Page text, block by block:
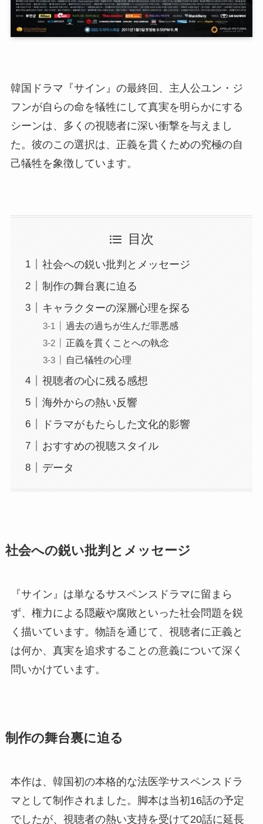
韓国ドラマ『サイン』の最終回、主人公ユン・ジ
フンが自らの命を犠牲にして真実を明らかにする
シーンは、多くの視聴者に深い衝撃を与えまし
た。彼のこの選択は、正義を貫くための究極の自
己犠牲を象徴しています。
目次
社会への鋭い批判とメッセージ
制作の舞台裏に迫る
キャラクターの深層心理を探る
過去の過ちが生んだ罪悪感
正義を貫くことへの執念
自己犠牲の心理
視聴者の心に残る感想
海外からの熱い反響
ドラマがもたらした文化的影響
おすすめの視聴スタイル
データ
社会への鋭い批判とメッセージ
『サイン』は単なるサスペンスドラマに留まら
ず、権力による隠蔽や腐敗といった社会問題を鋭
く描いています。物語を通じて、視聴者に正義と
は何か、真実を追求することの意義について深く
問いかけています。
制作の舞台裏に迫る
本作は、韓国初の本格的な法医学サスペンスドラ
マとして制作されました。脚本は当初16話の予定
でしたが、視聴者の熱い支持を受けて20話に延長